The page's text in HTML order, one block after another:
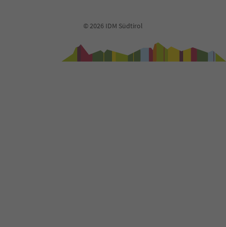
© 2026 IDM Südtirol